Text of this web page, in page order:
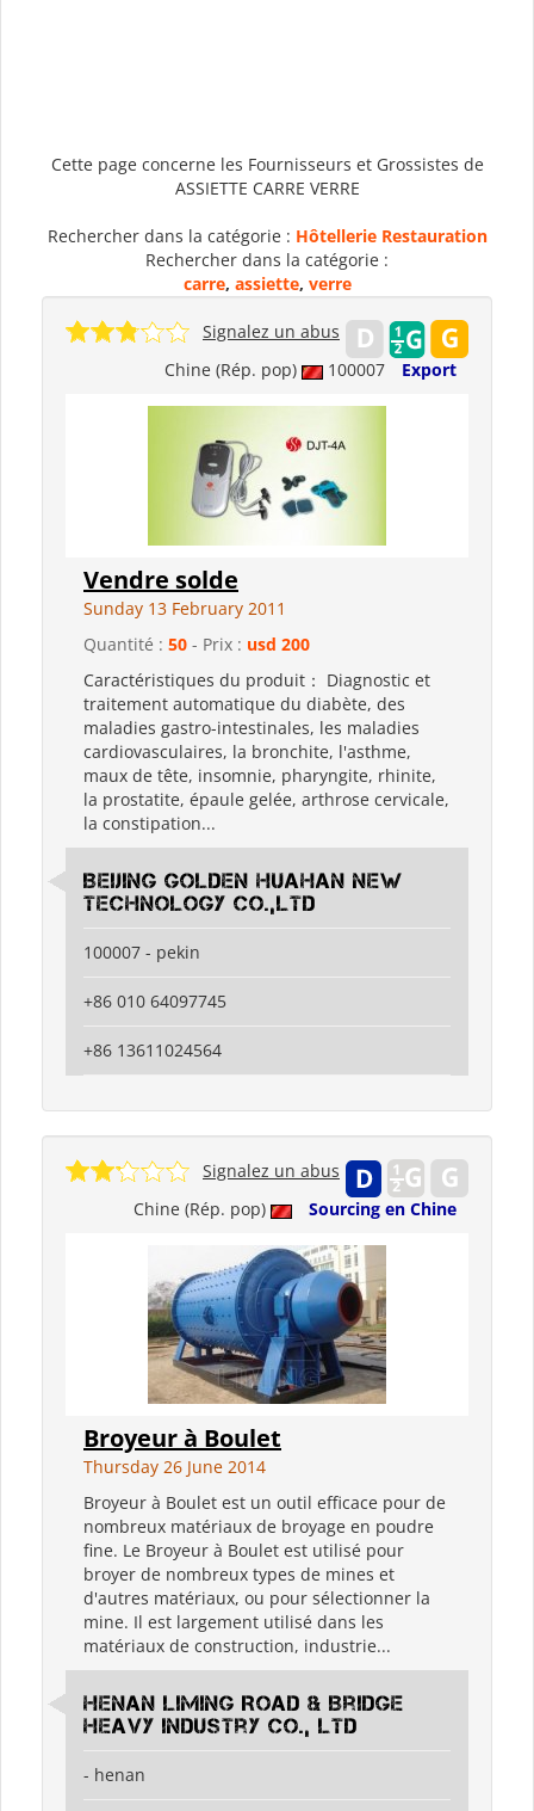
Cette page concerne les Fournisseurs et Grossistes de
ASSIETTE CARRE VERRE
Rechercher dans la catégorie : Hôtellerie Restauration
Rechercher dans la catégorie :
carre, assiette, verre
Chine (Rép. pop) 100007 Export
Signalez un abus
Vendre solde
Sunday 13 February 2011
Quantité : 50 - Prix : usd 200
Caractéristiques du produit： Diagnostic et
traitement automatique du diabète, des
maladies gastro-intestinales, les maladies
cardiovasculaires, la bronchite, l'asthme,
maux de tête, insomnie, pharyngite, rhinite,
la prostatite, épaule gelée, arthrose cervicale,
la constipation...
Beijing Golden Huahan New
Technology Co.,Ltd
100007 - pekin
+86 010 64097745
+86 13611024564
Chine (Rép. pop) Sourcing en Chine
Signalez un abus
Broyeur à Boulet
Thursday 26 June 2014
Broyeur à Boulet est un outil efficace pour de
nombreux matériaux de broyage en poudre
fine. Le Broyeur à Boulet est utilisé pour
broyer de nombreux types de mines et
d'autres matériaux, ou pour sélectionner la
mine. Il est largement utilisé dans les
matériaux de construction, industrie...
Henan Liming Road & Bridge
Heavy Industry Co., Ltd
- henan